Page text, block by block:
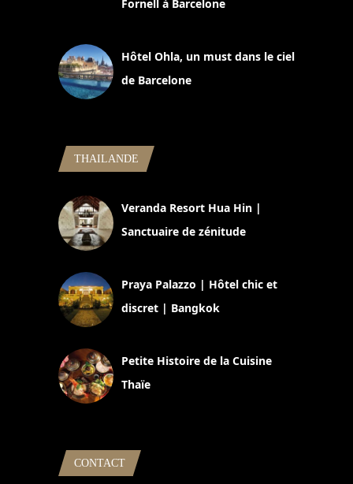
Fornell à Barcelone
Hôtel Ohla, un must dans le ciel
de Barcelone
THAILANDE
Veranda Resort Hua Hin |
Sanctuaire de zénitude
Praya Palazzo | Hôtel chic et
discret | Bangkok
Petite Histoire de la Cuisine
Thaïe
CONTACT